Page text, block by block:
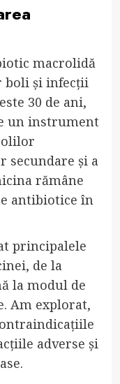
macrolidă
și infecții
30 de ani,
un instrument
secundare și a
rămâne
antibiotice în
principalele
de la
la modul de
Am explorat,
adverse și